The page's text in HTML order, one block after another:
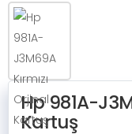
Hp 981A-
Kartuş